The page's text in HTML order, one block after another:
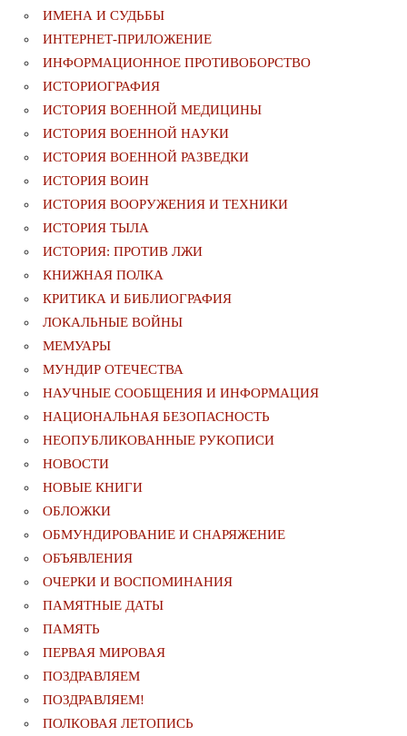
ИМЕНА И СУДЬБЫ
ИНТЕРНЕТ-ПРИЛОЖЕНИЕ
ИНФОРМАЦИОННОЕ ПРОТИВОБОРСТВО
ИСТОРИОГРАФИЯ
ИСТОРИЯ ВОЕННОЙ МЕДИЦИНЫ
ИСТОРИЯ ВОЕННОЙ НАУКИ
ИСТОРИЯ ВОЕННОЙ РАЗВЕДКИ
ИСТОРИЯ ВОИН
ИСТОРИЯ ВООРУЖЕНИЯ И ТЕХНИКИ
ИСТОРИЯ ТЫЛА
ИСТОРИЯ: ПРОТИВ ЛЖИ
КНИЖНАЯ ПОЛКА
КРИТИКА И БИБЛИОГРАФИЯ
ЛОКАЛЬНЫЕ ВОЙНЫ
МЕМУАРЫ
МУНДИР ОТЕЧЕСТВА
НАУЧНЫЕ СООБЩЕНИЯ И ИНФОРМАЦИЯ
НАЦИОНАЛЬНАЯ БЕЗОПАСНОСТЬ
НЕОПУБЛИКОВАННЫЕ РУКОПИСИ
НОВОСТИ
НОВЫЕ КНИГИ
ОБЛОЖКИ
ОБМУНДИРОВАНИЕ И СНАРЯЖЕНИЕ
ОБЪЯВЛЕНИЯ
ОЧЕРКИ И ВОСПОМИНАНИЯ
ПАМЯТНЫЕ ДАТЫ
ПАМЯТЬ
ПЕРВАЯ МИРОВАЯ
ПОЗДРАВЛЯЕМ
ПОЗДРАВЛЯЕМ!
ПОЛКОВАЯ ЛЕТОПИСЬ